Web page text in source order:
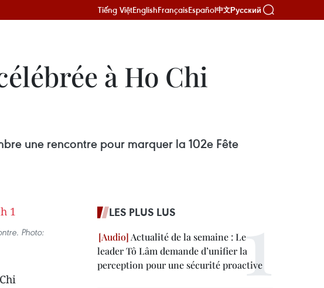
Tiếng ViệtEnglishFrançaisEspañol中文Русский
à Ho Chi
une rencontre pour marquer la 102e Fête
Photo:
LES PLUS LUS
Actualité de la semaine : Le
leader Tô Lâm demande d’unifier la
perception pour une sécurité proactive